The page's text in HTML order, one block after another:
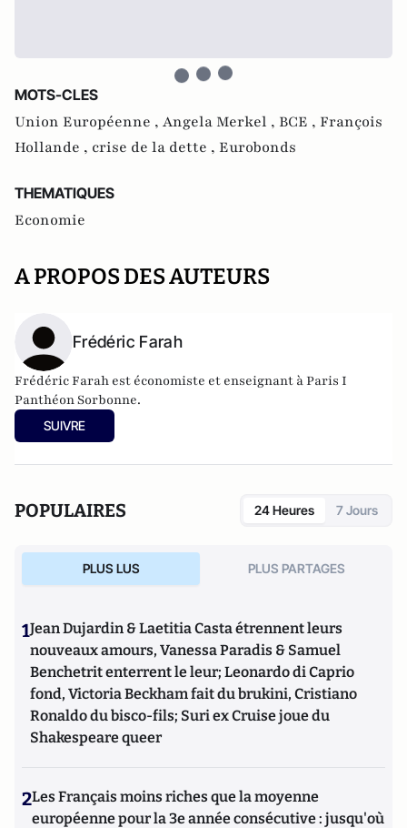
MOTS-CLES
Union Européenne , Angela Merkel , BCE , François
Hollande , crise de la dette , Eurobonds
THEMATIQUES
Economie
A PROPOS DES AUTEURS
Frédéric Farah
Frédéric Farah est économiste et enseignant à Paris I
Panthéon Sorbonne.
SUIVRE
POPULAIRES 24 Heures 7 Jours
PLUS LUS PLUS PARTAGES
1Jean Dujardin & Laetitia Casta étrennent leurs
nouveaux amours, Vanessa Paradis & Samuel
Benchetrit enterrent le leur; Leonardo di Caprio
fond, Victoria Beckham fait du brukini, Cristiano
Ronaldo du bisco-fils; Suri ex Cruise joue du
Shakespeare queer
2Les Français moins riches que la moyenne
européenne pour la 3e année consécutive : jusqu'où